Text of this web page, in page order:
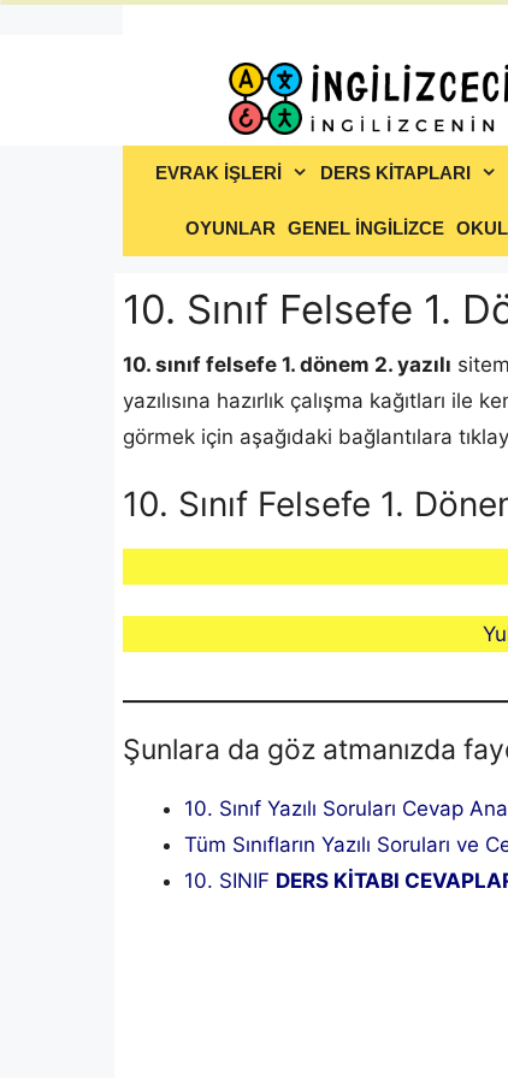
EVRAK İŞLERİ DERS KİTAPLARI
OYUNLAR GENEL İNGİLİZCE
10. Sınıf Felsefe 1.
10. sınıf felsefe 1. dönem 2. yazılı
yazılısına hazırlık çalışma kağıtları ile
görmek için aşağıdaki bağlantılara
10. Sınıf Felsefe 1.
Şunlara da göz atmanızda
10. Sınıf Yazılı Soruları Cevap
Tüm Sınıfların Yazılı Soruları ve
10. SINIF DERS KİTABI